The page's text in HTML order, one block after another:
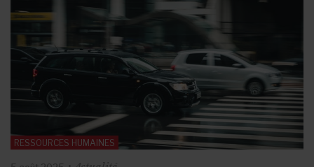
RESSOURCES HUMAINES